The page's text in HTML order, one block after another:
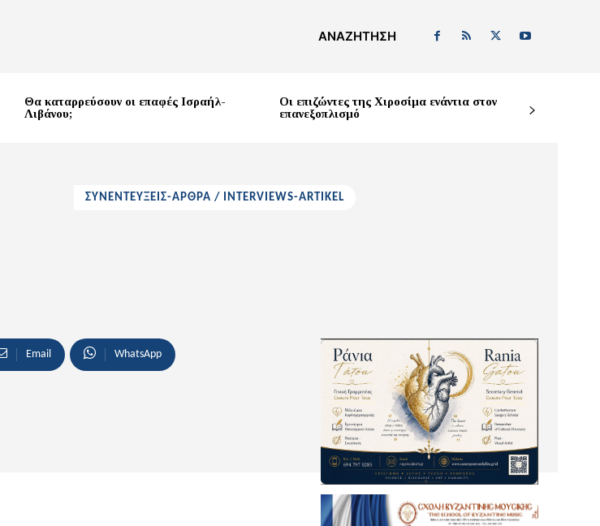
ΑΝΑΖΉΤΗΣΗ
Θα καταρρεύσουν οι επαφές Ισραήλ-
Λιβάνου;
Οι επιζώντες της Χιροσίμα ενάντια στον
επανεξοπλισμό
ΣΥΝΕΝΤΕΥΞΕΙΣ-ΑΡΘΡΑ / INTERVIEWS-ARTIKEL
Email WhatsApp